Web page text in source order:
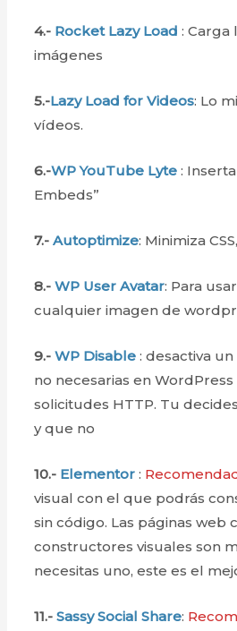
4.- Rocket Lazy Load : Carga
imágenes
5.-Lazy Load for Videos: Lo
vídeos.
6.-WP YouTube Lyte :
Embeds”
7.-Autoptimize: Minimiza
8.-WP User Avatar: Para
cualquier imagen de
9.-WP Disable : desactiva
no necesarias en
solicitudes HTTP. Tu
y que no
10.- Elementor :
visual con el que podrás
sin código. Las páginas web
constructores visuales son
necesitas uno, este es el
11.-Sassy Social Share: